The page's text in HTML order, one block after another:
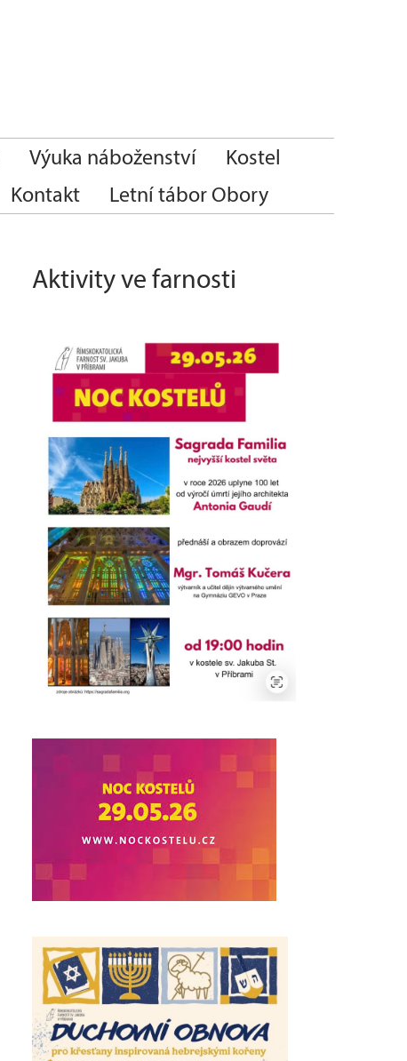
Výuka náboženství
Kostel
Kontakt Letní tábor Obory
Aktivity ve farnosti